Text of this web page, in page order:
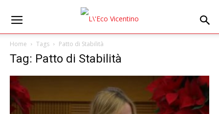
Home Tags Patto di Stabilità
Tag: Patto di Stabilità